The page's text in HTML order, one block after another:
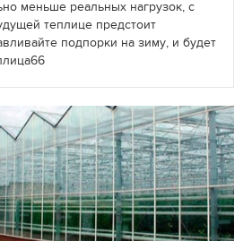
меньше реальных нагрузок, с
теплице предстоит
подпорки на зиму, и будет